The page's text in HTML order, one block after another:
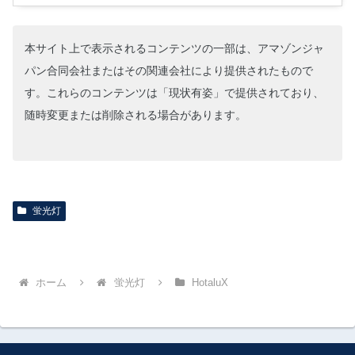
本サイト上で表示されるコンテンツの一部は、アマゾンジャ
パン合同会社またはその関連会社により提供されたもので
す。これらのコンテンツは「現状有姿」で提供されており、
随時変更または削除される場合があります。
蛍光灯
ホーム 蛍光灯 HotaluX